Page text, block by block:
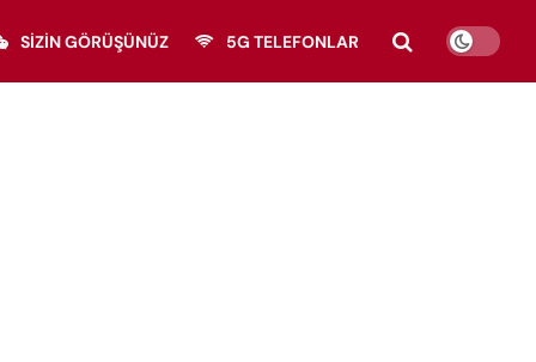
SIZIN GÖRÜŞÜNÜZ 5G TELEFONLAR